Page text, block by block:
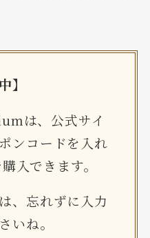
】
は、公式サイ
ンコードを入れ
入できます。
、忘れずに入力
いね。